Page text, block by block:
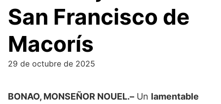
San Francisco de
Macorís
29 de octubre de 2025
BONAO, MONSEÑOR NOUEL.– Un lamentable